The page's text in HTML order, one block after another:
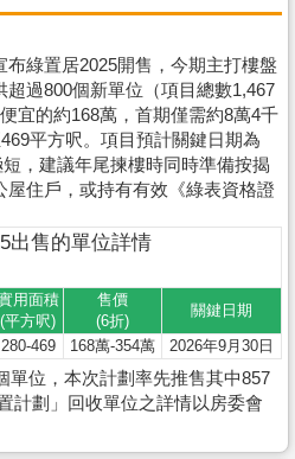
綠置居2025開售，今期主打樓盤
過800個新單位（項目總數1,467
宜的約168萬，首期僅需約8萬4千
平方呎。項目預計關鍵日期為
，建議年尾揀樓時同時準備按揭
屋住戶，或持有有效《綠表資格證
出售的單位詳情
用面積
(平方呎)
售價
(6折)
關鍵日期
280-469 168萬-354萬 2026年9月30日
單位，本次計劃率先推售其中857
計劃」回收單位之詳情以房委會